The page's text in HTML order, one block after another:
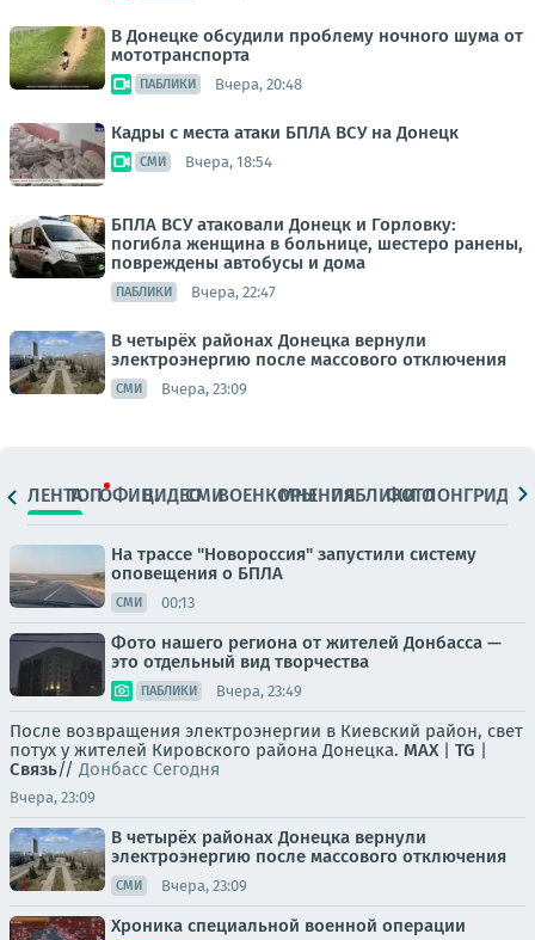
В Донецке обсудили проблему ночного шума от
мототранспорта
ПАБЛИКИ Вчера, 20:48
Кадры с места атаки БПЛА ВСУ на Донецк
СМИ Вчера, 18:54
БПЛА ВСУ атаковали Донецк и Горловку:
погибла женщина в больнице, шестеро ранены,
повреждены автобусы и дома
ПАБЛИКИ Вчера, 22:47
В четырёх районах Донецка вернули
электроэнергию после массового отключения
СМИ Вчера, 23:09
ЛЕНТАТОПОФИЦ.ВИДЕОСМИВОЕНКОРЫМНЕНИЯПАБЛИКИ
ФОТОЛОНГРИДЫ
На трассе "Новороссия" запустили систему
оповещения о БПЛА
СМИ 00:13
Фото нашего региона от жителей Донбасса —
это отдельный вид творчества
ПАБЛИКИ Вчера, 23:49
После возвращения электроэнергии в Киевский район, свет
потух у жителей Кировского района Донецка. MAX| TG |
Связь// Донбасс Сегодня
Вчера, 23:09
В четырёх районах Донецка вернули
электроэнергию после массового отключения
СМИ Вчера, 23:09
Хроника специальной военной операции